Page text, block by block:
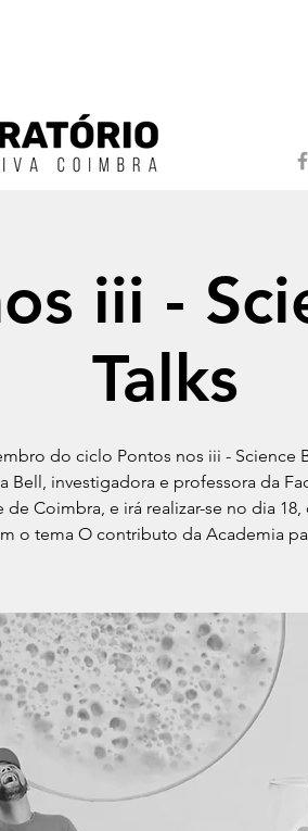
iii -
Talks
do ciclo Pontos nos iii - Science
Bell, investigadora e professora da
de Coimbra, e irá realizar-se no dia
o tema O contributo da Academia